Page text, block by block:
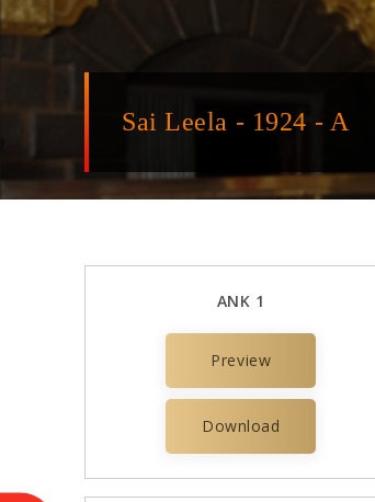
Sai Leela - 1924 - A
ANK 1
Preview
Download